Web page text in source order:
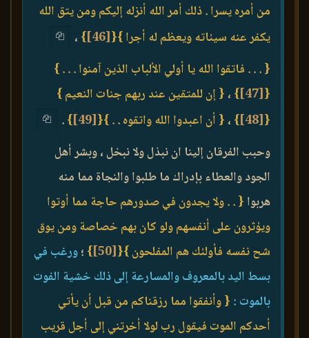
من أمره يسرا . ذلك أمر الله أنزله إليكم ومن يتق الله
يكفر عنه سيئاته ويعظم له أجرا }{
[46]
} ،
{ . . . فاتقوا الله يا أولي الألباب الذين آمنوا . . . }
{
[47]
} ، { إن للمتقين عند ربهم جنات النعيم }
{
[48]
} ، { أن اعبدوا الله واتقوه . . }{
[49]
}
.
وحبب الفرقان إلينا ان نبذل ولا نبخل ، وبشر أهل
الجود والعطاء بإدراك ما طلبوا والنجاة مما منه
هربوا { . . ولا يجدون في صدورهم حاجة مما أوتوا
ويؤثرون على أنفسهم ولو كان بهم خصاصة ومن يوق
شح نفسه فأولئك هم المفلحون }{
[50]
} ؛ورغب في
بسط اليد بالمعروف والمسارعة إلى ذلك خشية الفوت
بالموت : { وأنفقوا مما رزقناكم من قبل أن يأتي
أحدكم الموت فيقول رب لولا أخرتني إلى أجل قريب